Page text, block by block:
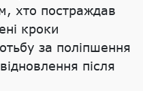
хто постраждав
кроки
за поліпшення
після